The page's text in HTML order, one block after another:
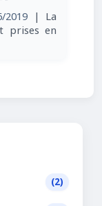
| La
prises en
(2)